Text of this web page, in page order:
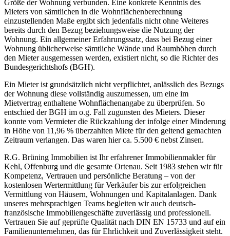
Größe der Wohnung verbunden. Eine konkrete Kenntnis des
Mieters von sämtlichen in die Wohnflächenberechnung
einzustellenden Maße ergibt sich jedenfalls nicht ohne Weiteres
bereits durch den Bezug beziehungsweise die Nutzung der
Wohnung. Ein allgemeiner Erfahrungssatz, dass bei Bezug einer
Wohnung üblicherweise sämtliche Wände und Raumhöhen durch
den Mieter ausgemessen werden, existiert nicht, so die Richter des
Bundesgerichtshofs (BGH).
Ein Mieter ist grundsätzlich nicht verpflichtet, anlässlich des Bezugs
der Wohnung diese vollständig auszumessen, um eine im
Mietvertrag enthaltene Wohnflächenangabe zu überprüfen. So
entschied der BGH im o.g. Fall zugunsten des Mieters. Dieser
konnte vom Vermieter die Rückzahlung der infolge einer Minderung
in Höhe von 11,96 % überzahlten Miete für den geltend gemachten
Zeitraum verlangen. Das waren hier ca. 5.500 € nebst Zinsen.
R.G. Brüning Immobilien ist Ihr erfahrener Immobilienmakler für
Kehl, Offenburg und die gesamte Ortenau. Seit 1983 stehen wir für
Kompetenz, Vertrauen und persönliche Beratung – von der
kostenlosen Wertermittlung für Verkäufer bis zur erfolgreichen
Vermittlung von Häusern, Wohnungen und Kapitalanlagen. Dank
unseres mehrsprachigen Teams begleiten wir auch deutsch-
französische Immobiliengeschäfte zuverlässig und professionell.
Vertrauen Sie auf geprüfte Qualität nach DIN EN 15733 und auf ein
Familienunternehmen, das für Ehrlichkeit und Zuverlässigkeit steht.